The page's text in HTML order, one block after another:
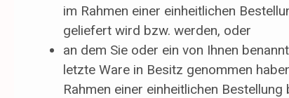
im Rahmen einer einheitlichen
geliefert wird bzw. werden, oder
an dem Sie oder ein von Ihnen
letzte Ware in Besitz genommen
Rahmen einer einheitlichen